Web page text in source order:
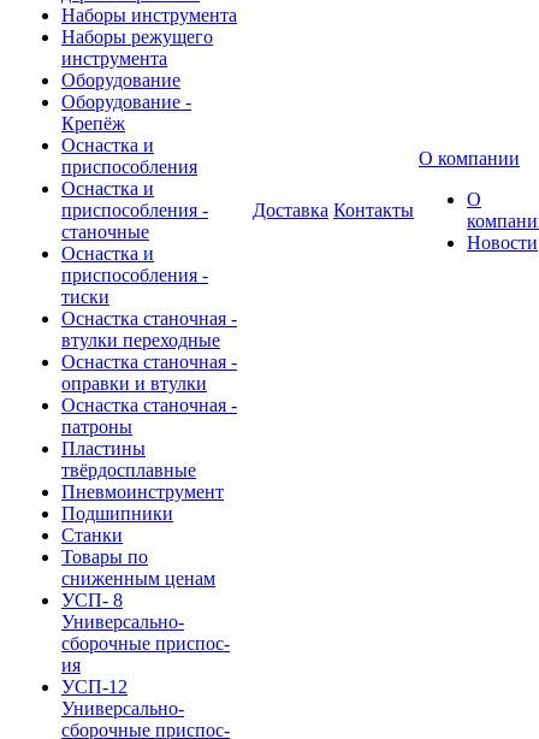
Наборы инструмента
Наборы режущего
инструмента
Оборудование
Оборудование -
Крепёж
Оснастка и
приспособления
Оснастка и
приспособления -
станочные
Оснастка и
приспособления -
тиски
Оснастка станочная -
втулки переходные
Оснастка станочная -
оправки и втулки
Оснастка станочная -
патроны
Пластины
твёрдосплавные
Пневмоинструмент
Подшипники
Станки
Товары по
сниженным ценам
УСП- 8
Универсально-
сборочные приспос-
ия
УСП-12
Универсально-
сборочные приспос-
Доставка Контакты
О компании
О
Новости